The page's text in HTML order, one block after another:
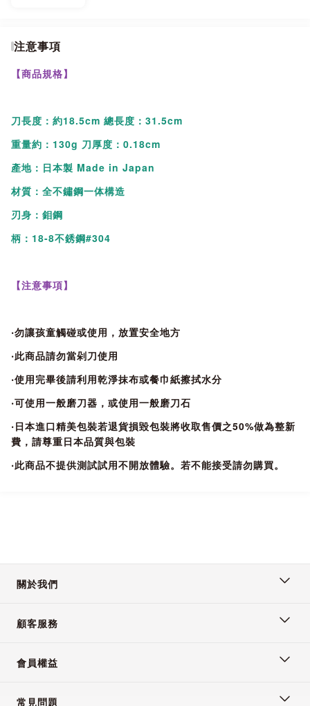
清潔劑建議使用中性洗滌劑，輕輕用海綿搓揉，洗淨後將刀具
拭乾放置安全地方。
●日本不鏽鋼材由工匠手工水磨刀片，清晰度和優良的耐久性，
注意事項
【商品規格】
刀長度：約18.5cm 總長度：31.5cm
重量約：130g 刀厚度：0.18cm
產地：日本製 Made in Japan
材質：全不鏽鋼一体構造
刃身：鉬鋼
柄：18-8不銹鋼#304
【注意事項】
‧勿讓孩童觸碰或使用，放置安全地方
‧此商品請勿當剁刀使用
‧使用完畢後請利用乾淨抹布或餐巾紙擦拭水分
‧可使用一般磨刀器，或使用一般磨刀石
‧日本進口精美包裝若退貨損毀包裝將收取售價之50%做為整新
費，請尊重日本品質與包裝
‧此商品不提供測試試用不開放體驗。若不能接受請勿購買。
關於我們
顧客服務
會員權益
常見問題